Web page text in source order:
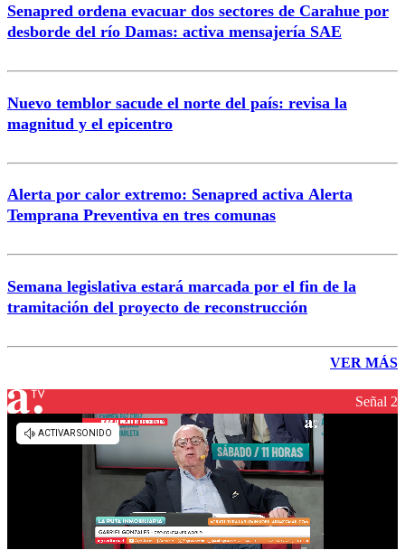
Senapred ordena evacuar dos sectores de Carahue por
desborde del río Damas: activa mensajería SAE
Nuevo temblor sacude el norte del país: revisa la
magnitud y el epicentro
Alerta por calor extremo: Senapred activa Alerta
Temprana Preventiva en tres comunas
Semana legislativa estará marcada por el fin de la
tramitación del proyecto de reconstrucción
VER MÁS
Señal 2